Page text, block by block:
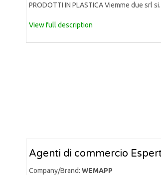
PRODOTTI IN PLASTICA Viemme due srl
View full description
Agenti di commercio
Company/Brand: WEMAPP